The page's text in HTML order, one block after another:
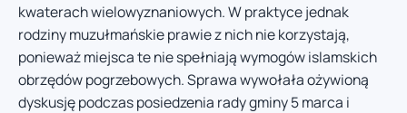
kwaterach wielowyznaniowych. W praktyce jednak
rodziny muzułmańskie prawie z nich nie korzystają,
ponieważ miejsca te nie spełniają wymogów islamskich
obrzędów pogrzebowych. Sprawa wywołała ożywioną
dyskusję podczas posiedzenia rady gminy 5 marca i